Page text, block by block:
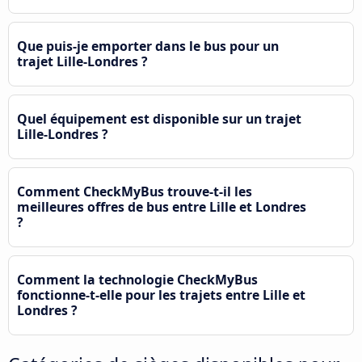
Que puis-je emporter dans le bus pour un
trajet Lille-Londres ?
Quel équipement est disponible sur un trajet
Lille-Londres ?
Comment CheckMyBus trouve-t-il les
meilleures offres de bus entre Lille et Londres
?
Comment la technologie CheckMyBus
fonctionne-t-elle pour les trajets entre Lille et
Londres ?